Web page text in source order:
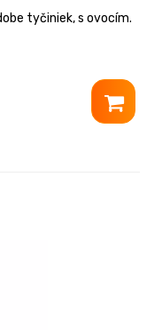
tyčiniek, s ovocím.